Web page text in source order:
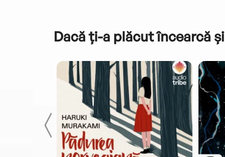
Dacă ți-a plăcut încearcă și